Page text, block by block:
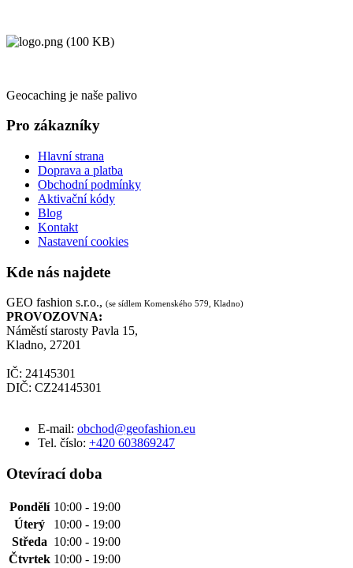
Geocaching je naše palivo
Pro zákazníky
Hlavní strana
Doprava a platba
Obchodní podmínky
Aktivační kódy
Blog
Kontakt
Nastavení cookies
Kde nás najdete
GEO fashion s.r.o., (se sídlem Komenského 579, Kladno)
PROVOZOVNA:
Náměstí starosty Pavla 15,
Kladno, 27201
IČ: 24145301
DIČ: CZ24145301
E-mail: obchod@geofashion.eu
Tel. číslo: +420 603869247
Otevírací doba
Pondělí 10:00 - 19:00
Úterý
10:00 - 19:00
Středa 10:00 - 19:00
Čtvrtek 10:00 - 19:00